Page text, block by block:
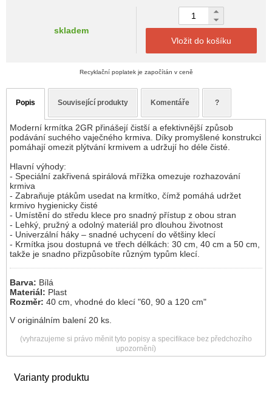
skladem
Vložit do košíku
Recyklační poplatek je započítán v ceně
Popis Související produkty Komentáře ?
Moderní krmítka 2GR přinášejí čistší a efektivnější způsob
podávání suchého vaječného krmiva. Díky promyšlené konstrukci
pomáhají omezit plýtvání krmivem a udržují ho déle čisté.
Hlavní výhody:
- Speciální zakřivená spirálová mřížka omezuje rozhazování
krmiva
- Zabraňuje ptákům usedat na krmítko, čímž pomáhá udržet
krmivo hygienicky čisté
- Umístění do středu klece pro snadný přístup z obou stran
- Lehký, pružný a odolný materiál pro dlouhou životnost
- Univerzální háky – snadné uchycení do většiny klecí
- Krmítka jsou dostupná ve třech délkách: 30 cm, 40 cm a 50 cm,
takže je snadno přizpůsobíte různým typům klecí.
Barva: Bílá
Materiál: Plast
Rozměr: 40 cm, vhodné do klecí "60, 90 a 120 cm"
V originálním balení 20 ks.
(vyhrazujeme si právo měnit tyto popisy a specifikace bez předchozího
upozornění)
Varianty produktu